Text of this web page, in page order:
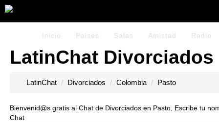
Inicio Paises Salas Amistad Radio
LatinChat
LatinChat Divorciados Colombia Pasto
Bienvenid@s gratis al Chat de Divorciados en Pasto, Escribe tu
Chat